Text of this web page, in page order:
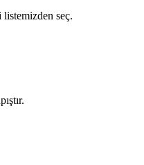
seç.